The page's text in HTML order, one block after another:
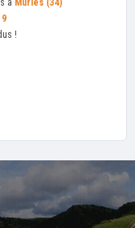
à Murles (34)
!